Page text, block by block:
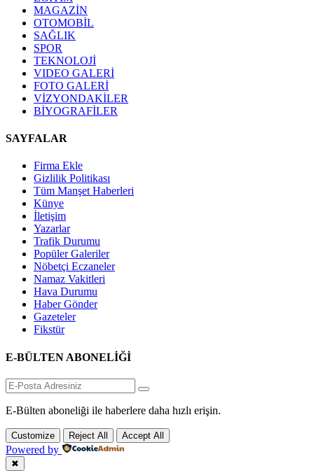
MAGAZİN
OTOMOBİL
SAĞLIK
SPOR
TEKNOLOJİ
VIDEO GALERİ
FOTO GALERİ
VİZYONDAKİLER
BİYOGRAFİLER
SAYFALAR
Firma Ekle
Gizlilik Politikası
Tüm Manşet Haberleri
Künye
İletişim
Yazarlar
Trafik Durumu
Popüler Galeriler
Nöbetçi Eczaneler
Namaz Vakitleri
Hava Durumu
Haber Gönder
Gazeteler
Fikstür
E-BÜLTEN ABONELİĞİ
E-Bülten aboneliği ile haberlere daha hızlı erişin.
Customize Reject All Accept All
Powered by
✖